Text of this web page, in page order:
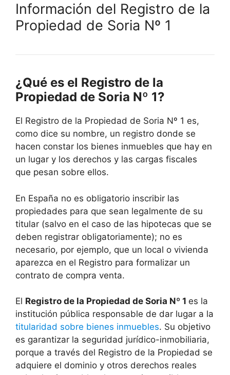
Información del Registro de la
Propiedad de Soria Nº 1
¿Qué es el Registro de la
Propiedad de Soria Nº 1?
El Registro de la Propiedad de Soria Nº 1 es,
como dice su nombre, un registro donde se
hacen constar los bienes inmuebles que hay en
un lugar y los derechos y las cargas fiscales
que pesan sobre ellos.
En España no es obligatorio inscribir las
propiedades para que sean legalmente de su
titular (salvo en el caso de las hipotecas que se
deben registrar obligatoriamente); no es
necesario, por ejemplo, que un local o vivienda
aparezca en el Registro para formalizar un
contrato de compra venta.
El Registro de la Propiedad de Soria Nº 1 es la
institución pública responsable de dar lugar a la
titularidad sobre bienes inmuebles. Su objetivo
es garantizar la seguridad jurídico-inmobiliaria,
porque a través del Registro de la Propiedad se
adquiere el dominio y otros derechos reales